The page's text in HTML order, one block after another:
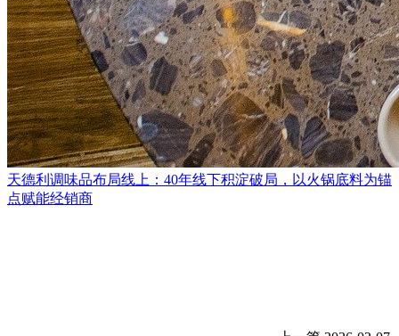
天德利调味品布局线上：40年线下积淀破局，以火锅底料为锚
点赋能经销商